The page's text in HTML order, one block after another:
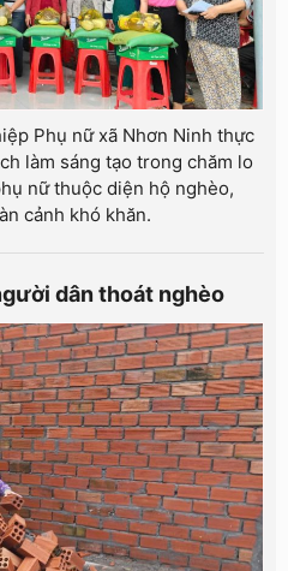
Phụ nữ xã Nhơn Ninh thực
làm sáng tạo trong chăm lo
nữ thuộc diện hộ nghèo,
cảnh khó khăn.
dân thoát nghèo